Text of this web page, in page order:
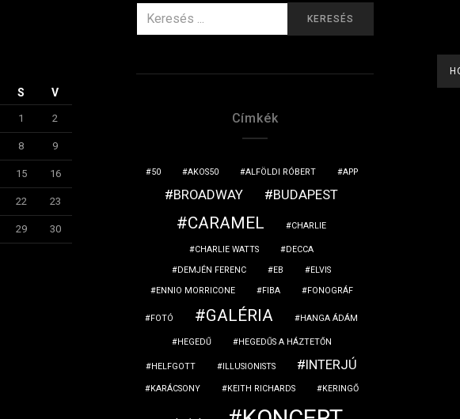
S V
1 2
8 9
15 16
22 23
29 30
ERRE:
KERESÉS
Címkék
50 AKOS50 ALFÖLDI RÓBERT APP
BROADWAY BUDAPEST
CARAMEL CHARLIE
CHARLIE WATTS
DECCA
DEMJÉN FERENC
EB
ELVIS
ENNIO MORRICONE
FIBA FONOGRÁF
FOTÓ GALÉRIA HANGA ÁDÁM
HEGEDŰ HEGEDŰS A HÁZTETŐN
HELFGOTT ILLUSIONISTS INTERJÚ
KARÁCSONY KEITH RICHARDS KERINGŐ